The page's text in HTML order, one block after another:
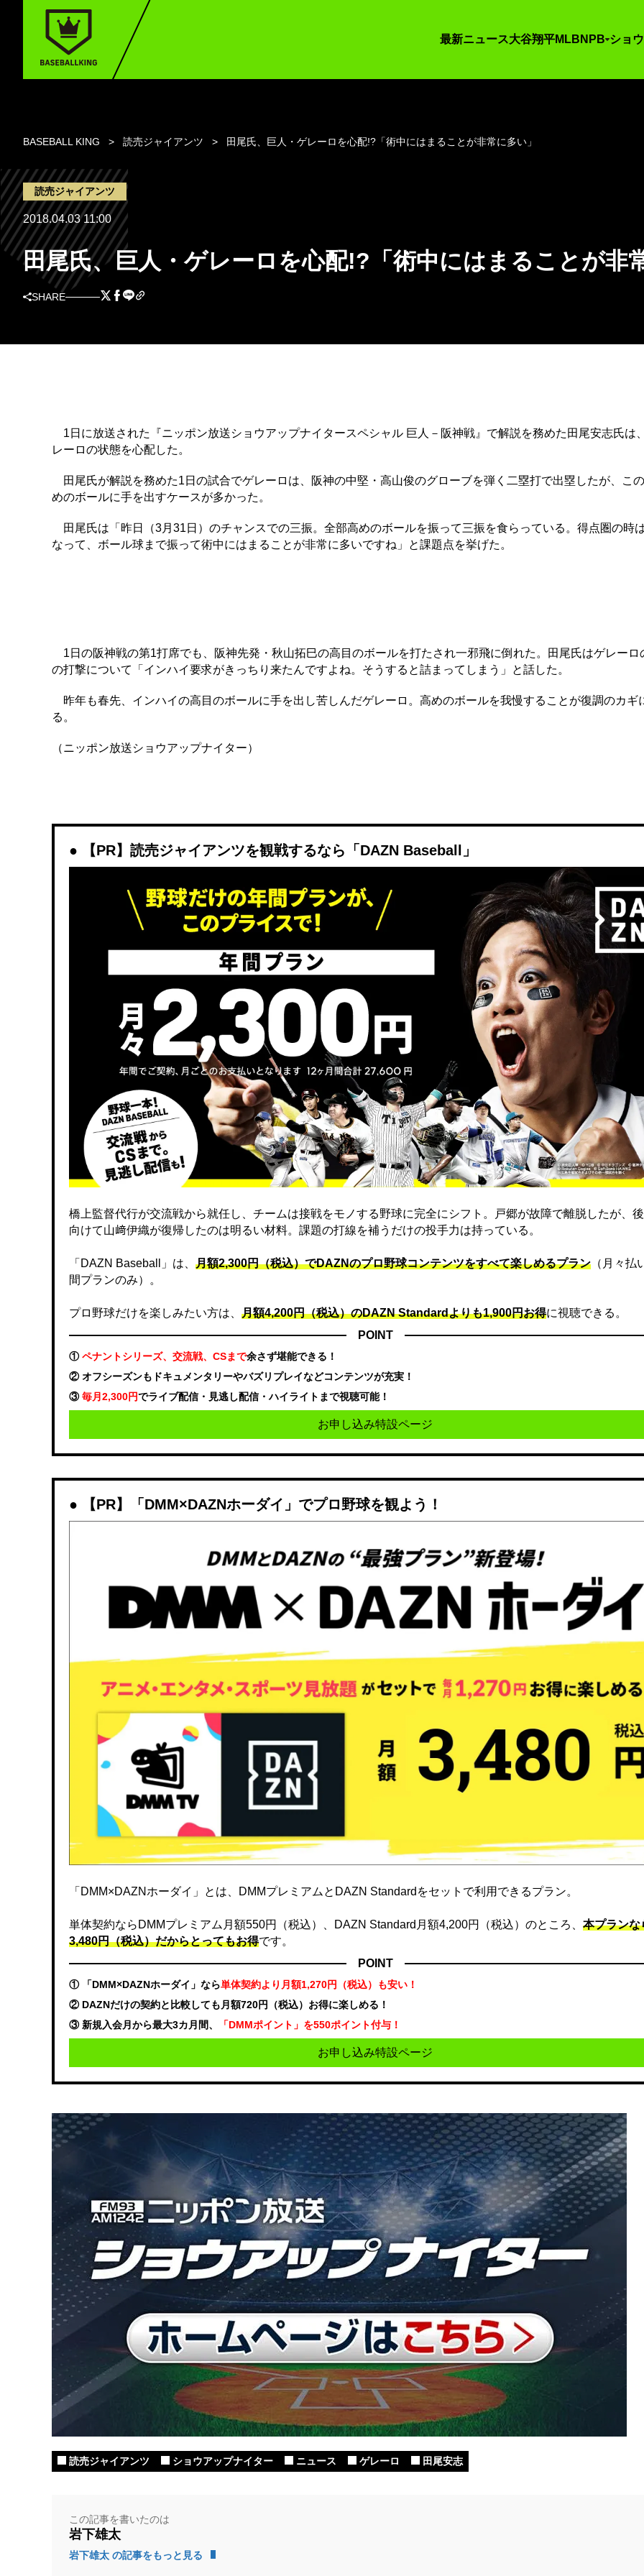
最新ニュース大谷翔平MLB NPB ショ
BASEBALL KING 読売ジャイアンツ 田尾氏、巨人・ゲレーロを心配!?「術中にはまることが非常に多い」
読売ジャイアンツ
2018.04.03 11:00
田尾氏、巨人・ゲレーロを心配!?「術中にはまることが非
SHARE
1日に放送された『ニッポン放送ショウアップナイタースペシャル 巨人－阪神戦』で解説を務めた田尾安志氏は
レーロの状態を心配した。
田尾氏が解説を務めた1日の試合でゲレーロは、阪神の中堅・高山俊のグローブを弾く二塁打で出塁したが、こ
めのボールに手を出すケースが多かった。
田尾氏は「昨日（3月31日）のチャンスでの三振。全部高めのボールを振って三振を食らっている。得点圏の時
なって、ボール球まで振って術中にはまることが非常に多いですね」と課題点を挙げた。
1日の阪神戦の第1打席でも、阪神先発・秋山拓巳の高目のボールを打たされ一邪飛に倒れた。田尾氏はゲレーロ
の打撃について「インハイ要求がきっちり来たんですよね。そうすると詰まってしまう」と話した。
昨年も春先、インハイの高目のボールに手を出し苦しんだゲレーロ。高めのボールを我慢することが復調のカギ
る。
（ニッポン放送ショウアップナイター）
【PR】読売ジャイアンツを観戦するなら「DAZN Baseball」
橋上監督代行が交流戦から就任し、チームは接戦をモノする野球に完全にシフト。戸郷が故障で離脱したが、
向けて山﨑伊織が復帰したのは明るい材料。課題の打線を補うだけの投手力は持っている。
「DAZN Baseball」は、 月額2,300円（税込）でDAZNのプロ野球コンテンツをすべて楽しめるプラン （月々払
間プランのみ）。
プロ野球だけを楽しみたい方は、 月額4,200円（税込）のDAZN Standard​よりも1,900円お得に視聴できる。
POINT
①ペナントシリーズ、交流戦、CSまで余さず堪能できる！
② オフシーズンもドキュメンタリーやバズリプレイなどコンテンツが充実！
③毎月2,300円でライブ配信・見逃し配信・ハイライトまで視聴可能！
お申し込み特設ページ
【PR】「DMM×DAZNホーダイ」でプロ野球を観よう！
「DMM×DAZNホーダイ」とは、DMMプレミアムとDAZN Standardをセットで利用できるプラン。
単体契約ならDMMプレミアム月額550円（税込）、DAZN Standard月額4,200円（税込）のところ、 本プランな
3,480円（税込）だからとってもお得です。
POINT
① 「DMM×DAZNホーダイ」なら単体契約より月額1,270円（税込）も安い！
② DAZNだけの契約と比較しても月額720円（税込）お得に楽しめる！
③ 新規入会月から最大3カ月間、
「DMMポイント」を550ポイント付与！
お申し込み特設ページ
読売ジャイアンツ ショウアップナイター ニュース ゲレーロ 田尾安志
この記事を書いたのは
岩下雄太
岩下雄太 の記事をもっと見る